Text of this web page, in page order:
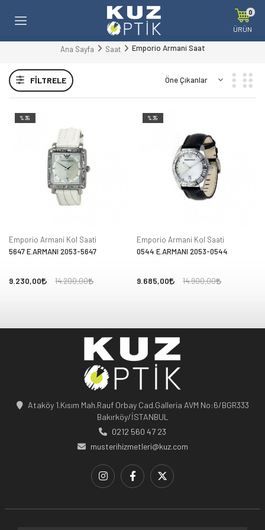
0
ÜRÜN
Ana Sayfa Saat Emporio Armani Saat
FILTRELE
%35
Emporio Armani Kol Saati
5647 E.ARMANI 2053-5647
9.230,00 14.200,00
%35
Emporio Armani Kol Saati
0544 E.ARMANI 2053-0544
9.685,00 14.900,00
Ataköy 1.Kısım Mah.Rauf Orbay Cad.Galleria AVM No:6/BGR333
Bakırköy/İSTANBUL
0212 560 47 23
musterihizmetleri@kuz.com